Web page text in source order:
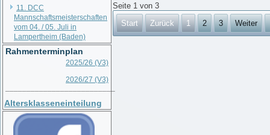
11. DCC
Mannschaftsmeisterschaften
vom 04. / 05. Juli in
Lampertheim (Baden)
Rahmenterminplan
2025/26 (V3)
2026/27 (V3)
Altersklasseneinteilung
Seite 1 von 3
Start
Zurück 1 2 3 Weiter